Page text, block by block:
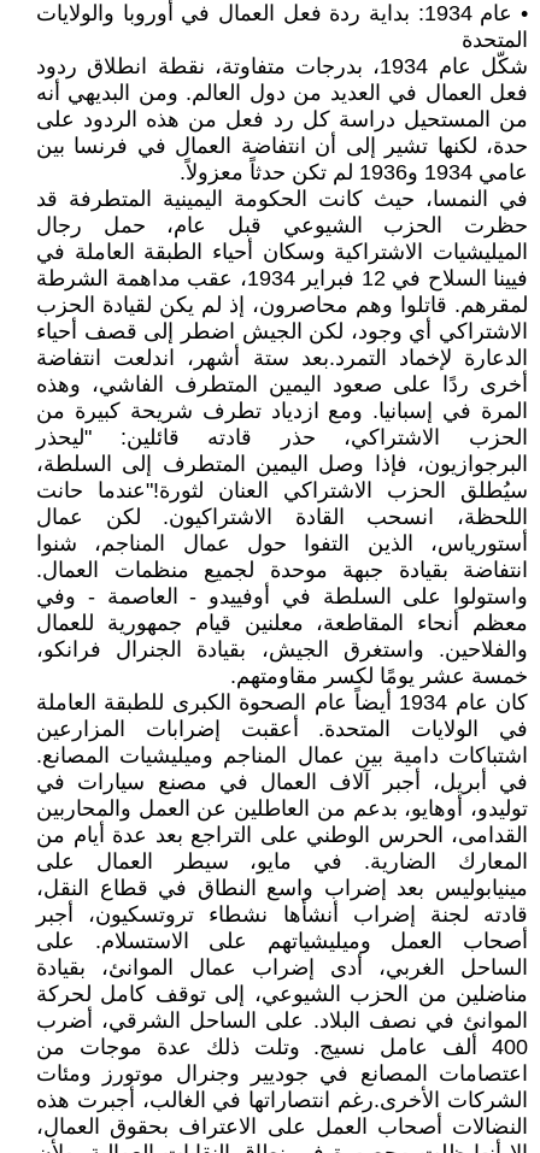
• عام 1934: بداية ردة فعل العمال في أوروبا والولايات
المتحدة
شكّل عام 1934، بدرجات متفاوتة، نقطة انطلاق ردود
فعل العمال في العديد من دول العالم. ومن البديهي أنه
من المستحيل دراسة كل رد فعل من هذه الردود على
حدة، لكنها تشير إلى أن انتفاضة العمال في فرنسا بين
عامي 1934 و1936 لم تكن حدثاً معزولاً.
في النمسا، حيث كانت الحكومة اليمينية المتطرفة قد
حظرت الحزب الشيوعي قبل عام، حمل رجال
الميليشيات الاشتراكية وسكان أحياء الطبقة العاملة في
فيينا السلاح في 12 فبراير 1934، عقب مداهمة الشرطة
لمقرهم. قاتلوا وهم محاصرون، إذ لم يكن لقيادة الحزب
الاشتراكي أي وجود، لكن الجيش اضطر إلى قصف أحياء
الدعارة لإخماد التمرد.بعد ستة أشهر، اندلعت انتفاضة
أخرى ردًا على صعود اليمين المتطرف الفاشي، وهذه
المرة في إسبانيا. ومع ازدياد تطرف شريحة كبيرة من
الحزب الاشتراكي، حذر قادته قائلين: "ليحذر
البرجوازيون، فإذا وصل اليمين المتطرف إلى السلطة،
سيُطلق الحزب الاشتراكي العنان لثورة!"عندما حانت
اللحظة، انسحب القادة الاشتراكيون. لكن عمال
أستورياس، الذين التفوا حول عمال المناجم، شنوا
انتفاضة بقيادة جبهة موحدة لجميع منظمات العمال.
واستولوا على السلطة في أوفييدو - العاصمة - وفي
معظم أنحاء المقاطعة، معلنين قيام جمهورية للعمال
والفلاحين. واستغرق الجيش، بقيادة الجنرال فرانكو،
خمسة عشر يومًا لكسر مقاومتهم.
كان عام 1934 أيضاً عام الصحوة الكبرى للطبقة العاملة
في الولايات المتحدة. أعقبت إضرابات المزارعين
اشتباكات دامية بين عمال المناجم وميليشيات المصانع.
في أبريل، أجبر آلاف العمال في مصنع سيارات في
توليدو، أوهايو، بدعم من العاطلين عن العمل والمحاربين
القدامى، الحرس الوطني على التراجع بعد عدة أيام من
المعارك الضارية. في مايو، سيطر العمال على
مينيابوليس بعد إضراب واسع النطاق في قطاع النقل،
قادته لجنة إضراب أنشأها نشطاء تروتسكيون، أجبر
أصحاب العمل وميليشياتهم على الاستسلام. على
الساحل الغربي، أدى إضراب عمال الموانئ، بقيادة
مناضلين من الحزب الشيوعي، إلى توقف كامل لحركة
الموانئ في نصف البلاد. على الساحل الشرقي، أضرب
400 ألف عامل نسيج. وتلت ذلك عدة موجات من
اعتصامات المصانع في جوديير وجنرال موتورز ومئات
الشركات الأخرى.رغم انتصاراتها في الغالب، أجبرت هذه
النضالات أصحاب العمل على الاعتراف بحقوق العمال،